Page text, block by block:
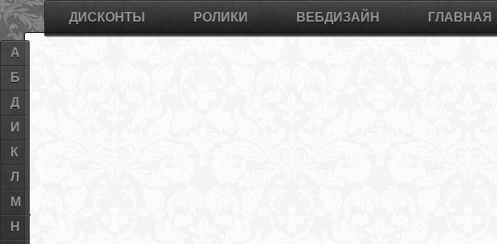
ДИСКОНТЫ РОЛИКИ ВЕБДИЗАЙН ГЛАВНАЯ
А
Б
Д
И
К
Л
М
Н